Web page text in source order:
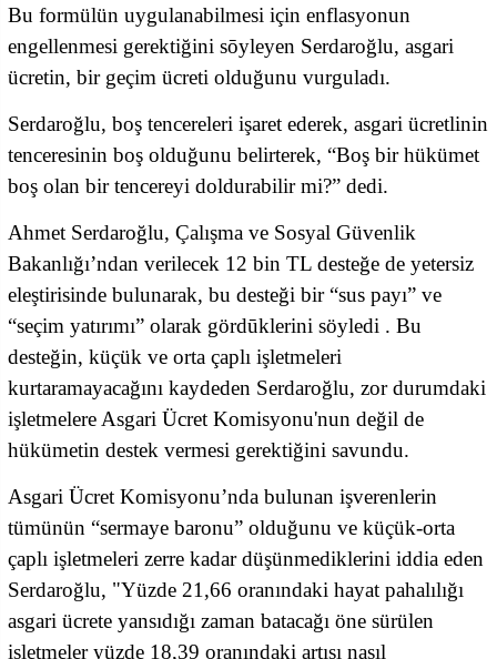
Bu formülün uygulanabilmesi için enflasyonun
engellenmesi gerektiğini sōyleyen Serdaroğlu, asgari
ücretin, bir geçim ücreti olduğunu vurguladı.
Serdaroğlu, boş tencereleri işaret ederek, asgari ücretlinin
tenceresinin boş olduğunu belirterek, “Boş bir hükümet
boş olan bir tencereyi doldurabilir mi?” dedi.
Ahmet Serdaroğlu, Çalışma ve Sosyal Güvenlik
Bakanlığı’ndan verilecek 12 bin TL desteğe de yetersiz
eleştirisinde bulunarak, bu desteği bir “sus payı” ve
“seçim yatırımı” olarak gördūklerini söyledi . Bu
desteğin, küçük ve orta çaplı işletmeleri
kurtaramayacağını kaydeden Serdaroğlu, zor durumdaki
işletmelere Asgari Ücret Komisyonu'nun değil de
hükümetin destek vermesi gerektiğini savundu.
Asgari Ücret Komisyonu’nda bulunan işverenlerin
tümünün “sermaye baronu” olduğunu ve küçük-orta
çaplı işletmeleri zerre kadar düşünmediklerini iddia eden
Serdaroğlu, "Yüzde 21,66 oranındaki hayat pahalılığı
asgari ücrete yansıdığı zaman batacağı öne sürülen
işletmeler yüzde 18,39 oranındaki artışı nasıl